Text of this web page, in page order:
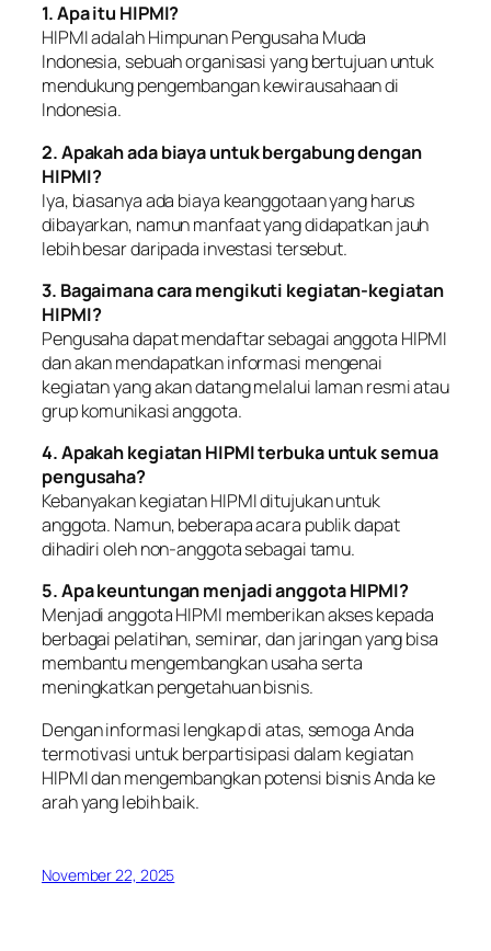
1. Apa itu HIPMI?
HIPMI adalah Himpunan Pengusaha Muda
Indonesia, sebuah organisasi yang bertujuan untuk
mendukung pengembangan kewirausahaan di
Indonesia.
2. Apakah ada biaya untuk bergabung dengan
HIPMI?
Iya, biasanya ada biaya keanggotaan yang harus
dibayarkan, namun manfaat yang didapatkan jauh
lebih besar daripada investasi tersebut.
3. Bagaimana cara mengikuti kegiatan-kegiatan
HIPMI?
Pengusaha dapat mendaftar sebagai anggota HIPMI
dan akan mendapatkan informasi mengenai
kegiatan yang akan datang melalui laman resmi atau
grup komunikasi anggota.
4. Apakah kegiatan HIPMI terbuka untuk semua
pengusaha?
Kebanyakan kegiatan HIPMI ditujukan untuk
anggota. Namun, beberapa acara publik dapat
dihadiri oleh non-anggota sebagai tamu.
5. Apa keuntungan menjadi anggota HIPMI?
Menjadi anggota HIPMI memberikan akses kepada
berbagai pelatihan, seminar, dan jaringan yang bisa
membantu mengembangkan usaha serta
meningkatkan pengetahuan bisnis.
Dengan informasi lengkap di atas, semoga Anda
termotivasi untuk berpartisipasi dalam kegiatan
HIPMI dan mengembangkan potensi bisnis Anda ke
arah yang lebih baik.
November 22, 2025